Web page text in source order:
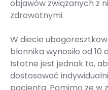
objawów związanych z
zdrowotnymi.
W diecie
błonnika wynosiło od
Istotne jest jednak to,
dostosować